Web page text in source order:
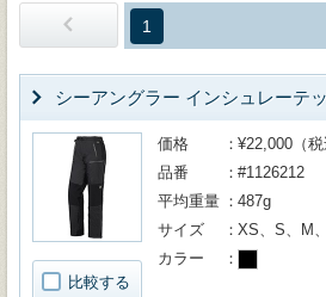
1
シーアングラー インシュレーテ
比較する
価格
¥22,000（税
品番
#1126212
平均重量
487g
サイズ
XS、S、M
カラー